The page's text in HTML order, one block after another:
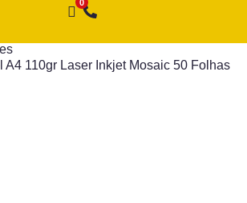
A4 110gr Laser Inkjet Mosaic 50 Folhas